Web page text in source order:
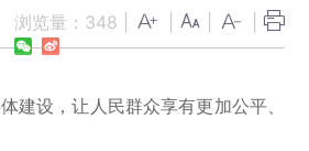
浏览量： 348
设，让人民群众享有更加公平、